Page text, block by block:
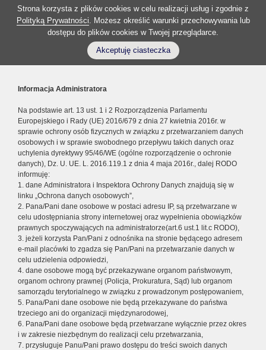
Strona korzysta z plików cookies w celu realizacji usług i zgodnie z
Polityką Prywatności. Możesz określić warunki przechowywania lub
dostępu do plików cookies w Twojej przeglądarce.
Akceptuję ciasteczka
Informacja Administratora
Na podstawie art. 13 ust. 1 i 2 Rozporządzenia Parlamentu
Europejskiego i Rady (UE) 2016/679 z dnia 27 kwietnia 2016r. w
sprawie ochrony osób fizycznych w związku z przetwarzaniem danych
osobowych i w sprawie swobodnego przepływu takich danych oraz
uchylenia dyrektywy 95/46/WE (ogólne rozporządzenie o ochronie
danych), Dz. U. UE. L. 2016.119.1 z dnia 4 maja 2016r., dalej RODO
informuję:
1. dane Administratora i Inspektora Ochrony Danych znajdują się w
linku „Ochrona danych osobowych”,
2. Pana/Pani dane osobowe w postaci adresu IP, są przetwarzane w
celu udostępniania strony internetowej oraz wypełnienia obowiązków
prawnych spoczywających na administratorze(art.6 ust.1 lit.c RODO),
3. jeżeli korzysta Pan/Pani z odnośnika na stronie będącego adresem
e-mail placówki to zgadza się Pan/Pani na przetwarzanie danych w
celu udzielenia odpowiedzi,
4. dane osobowe mogą być przekazywane organom państwowym,
organom ochrony prawnej (Policja, Prokuratura, Sąd) lub organom
samorządu terytorialnego w związku z prowadzonym postępowaniem,
5. Pana/Pani dane osobowe nie będą przekazywane do państwa
trzeciego ani do organizacji międzynarodowej,
6. Pana/Pani dane osobowe będą przetwarzane wyłącznie przez okres
i w zakresie niezbędnym do realizacji celu przetwarzania,
7. przysługuje Panu/Pani prawo dostępu do treści swoich danych